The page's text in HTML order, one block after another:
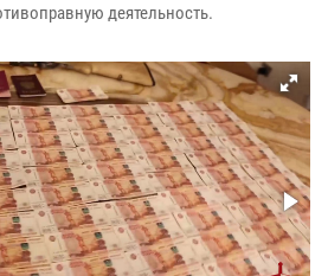
деятельность.